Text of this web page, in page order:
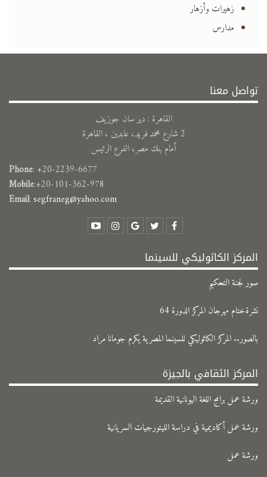
زهيرات وأزهار
مدارس
تواصل معنا
القاهرة : دير سان جوزيف
2 شارع محمد فريد، عابدين ، القاهرة
أمام بنك مصر، الفرع الرئيس
Phone: +20-2239-6677
Mobile:+20-101-362-978
Email:segfraneg@yahoo.com
المركز الكاثوليكي للسينما
صور لجنة التحكيم
نشرةختام مهرجان المركز الدورة 64
بالصور.. المركز الكاثوليكي للسينما المصرية يكرم جومانا مراد
المركز الثقافي بالجيزة
ورشة عمل برامج اللغة اليونانية القديمة
ورشة عمل أكاديمية في دراسة الليتورجيات السريانية
ورشة عمل